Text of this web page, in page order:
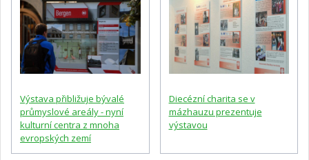
Výstava přibližuje bývalé
průmyslové areály - nyní
kulturní centra z mnoha
evropských zemí
Diecézní charita se v
mázhauzu prezentuje
výstavou